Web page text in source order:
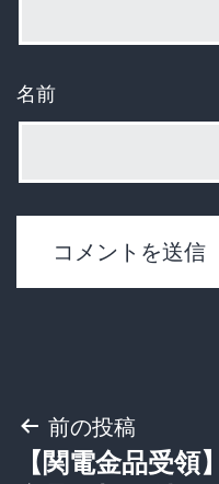
名前
投前の投稿
【関電金品受